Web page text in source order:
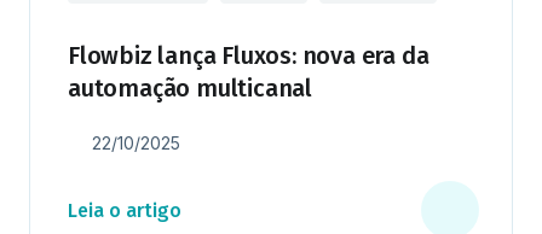
Flowbiz lança Fluxos: nova era da
automação multicanal
22/10/2025
Leia o artigo